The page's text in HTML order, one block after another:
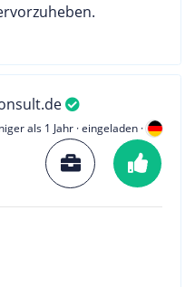
als 1 Jahr · eingeladen ·